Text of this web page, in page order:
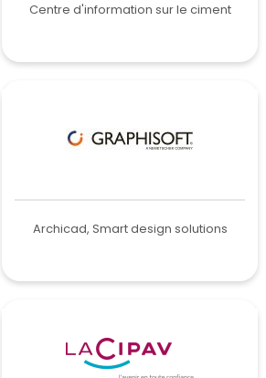
Centre d'information sur le ciment
Archicad, Smart design solutions